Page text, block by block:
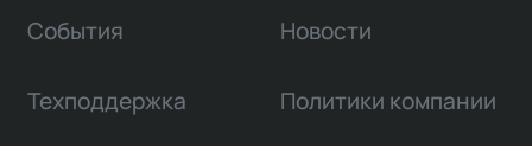
События Новости
Техподдержка Политики компании